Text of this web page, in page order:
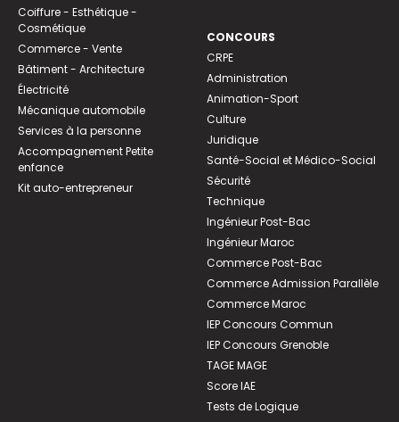
Coiffure - Esthétique -
Cosmétique
Commerce - Vente
Bâtiment - Architecture
Électricité
Mécanique automobile
Services à la personne
Accompagnement Petite
enfance
Kit auto-entrepreneur
CONCOURS
CRPE
Administration
Animation-Sport
Culture
Juridique
Santé-Social et Médico-Social
Sécurité
Technique
Ingénieur Post-Bac
Ingénieur Maroc
Commerce Post-Bac
Commerce Admission Parallèle
Commerce Maroc
IEP Concours Commun
IEP Concours Grenoble
TAGE MAGE
Score IAE
Tests de Logique